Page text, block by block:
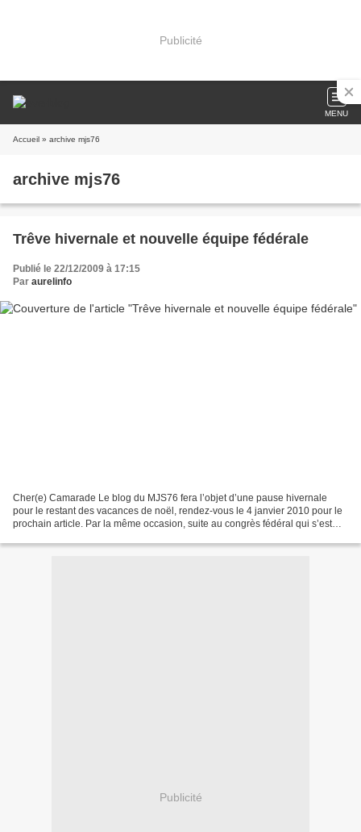
Publicité
MENU
Accueil » archive mjs76
archive mjs76
Trêve hivernale et nouvelle équipe fédérale
Publié le 22/12/2009 à 17:15
Par aurelinfo
Cher(e) Camarade Le blog du MJS76 fera l’objet d’une pause hivernale
pour le restant des vacances de noël, rendez-vous le 4 janvier 2010 pour le
prochain article. Par la même occasion, suite au congrès fédéral qui s’est
Publicité